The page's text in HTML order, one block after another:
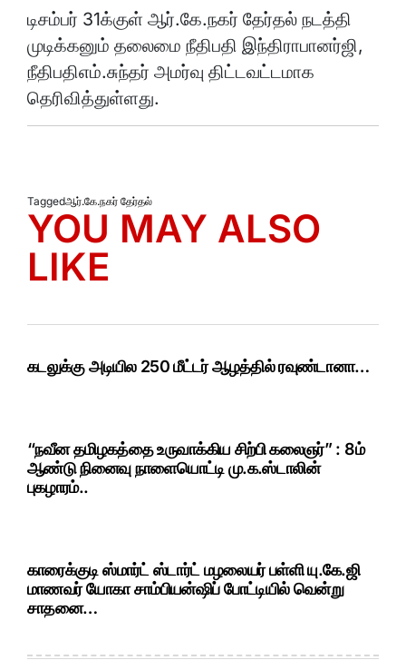
டிசம்பர் 31க்குள் ஆர்.கே.நகர் தேர்தல் நடத்தி
முடிக்கனும் தலைமை நீதிபதி இந்திராபானர்ஜி,
நீதிபதிஎம்.சுந்தர் அமர்வு திட்டவட்டமாக
தெரிவித்துள்ளது.
Taggedஆர்.கே.நகர் தேர்தல்
YOU MAY ALSO
LIKE
கடலுக்கு அடியில 250 மீட்டர் ஆழத்தில் ரவுண்டானா…
“நவீன தமிழகத்தை உருவாக்கிய சிற்பி கலைஞர்” : 8ம்
ஆண்டு நினைவு நாளையொட்டி மு.க.ஸ்டாலின்
புகழாரம்..
காரைக்குடி ஸ்மார்ட் ஸ்டார்ட் மழலையர் பள்ளி யு.கே.ஜி
மாணவர் யோகா சாம்பியன்ஷிப் போட்டியில் வென்று
சாதனை…